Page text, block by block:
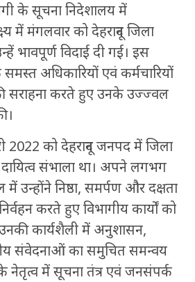
के सूचना निदेशालय में
में मंगलवार को देहरादून जिला
भावपूर्ण विदाई दी गई। इस
अधिकारियों एवं कर्मचारियों
सराहना करते हुए उनके उज्ज्वल
2022 को देहरादून जनपद में जिला
संभाला था। अपने लगभग
में उन्होंने निष्ठा, समर्पण और दक्षता
करते हुए विभागीय कार्यों को
उनकी कार्यशैली में अनुशासन,
संवेदनाओं का समुचित समन्वय
नेतृत्व में सूचना तंत्र एवं जनसंपर्क